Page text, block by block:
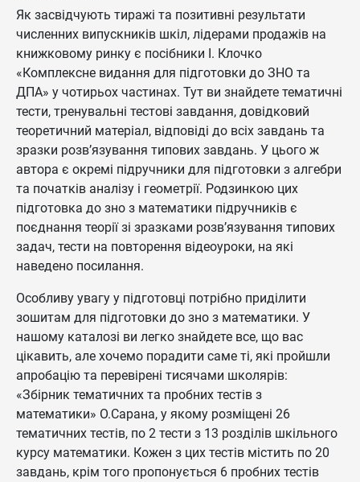
Як засвідчують тиражі та позитивні результати
численних випускників шкіл, лідерами продажів на
книжковому ринку є посібники І. Клочко
«Комплексне видання для підготовки до ЗНО та
ДПА» у чотирьох частинах. Тут ви знайдете тематичні
тести, тренувальні тестові завдання, довідковий
теоретичний матеріал, відповіді до всіх завдань та
зразки розв’язування типових завдань. У цього ж
автора є окремі підручники для підготовки з алгебри
та початків аналізу і геометрії. Родзинкою цих
підготовка до зно з математики підручників є
поєднання теорії зі зразками розв’язування типових
задач, тести на повторення відеоуроки, на які
наведено посилання.
Особливу увагу у підготовці потрібно приділити
зошитам для підготовки до зно з математики. У
нашому каталозі ви легко знайдете все, що вас
цікавить, але хочемо порадити саме ті, які пройшли
апробацію та перевірені тисячами школярів:
«Збірник тематичних та пробних тестів з
математики» О.Сарана, у якому розміщені 26
тематичних тестів, по 2 тести з 13 розділів шкільного
курсу математики. Кожен з цих тестів містить по 20
завдань, крім того пропонується 6 пробних тестів